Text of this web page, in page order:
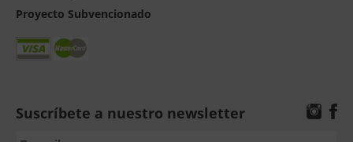
Proyecto Subvencionado
Suscríbete a nuestro newsletter